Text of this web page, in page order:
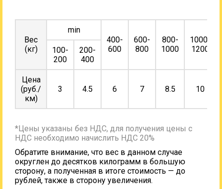
Вес
(кг)
min
400-
600
600-
800
800-
1000
1000-
1200
100-
200
200-
400
Цена
(руб./
км)
3 4.5 6 7 8.5 10
*Цены указаны без НДС, для получения цены с
НДС необходимо начислить НДС 20%
Обратите внимание, что вес в данном случае
округлен до десятков килограмм в большую
сторону, а полученная в итоге стоимость — до
рублей, также в сторону увеличения.